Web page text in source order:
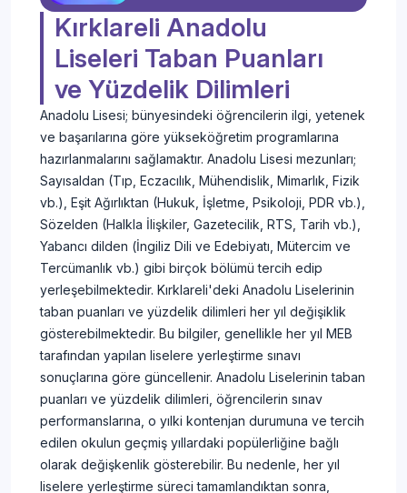
Kırklareli Anadolu
Liseleri Taban Puanları
ve Yüzdelik Dilimleri
Anadolu Lisesi; bünyesindeki öğrencilerin ilgi, yetenek
ve başarılarına göre yükseköğretim programlarına
hazırlanmalarını sağlamaktır. Anadolu Lisesi mezunları;
Sayısaldan (Tıp, Eczacılık, Mühendislik, Mimarlık, Fizik
vb.), Eşit Ağırlıktan (Hukuk, İşletme, Psikoloji, PDR vb.),
Sözelden (Halkla İlişkiler, Gazetecilik, RTS, Tarih vb.),
Yabancı dilden (İngiliz Dili ve Edebiyatı, Mütercim ve
Tercümanlık vb.) gibi birçok bölümü tercih edip
yerleşebilmektedir. Kırklareli'deki Anadolu Liselerinin
taban puanları ve yüzdelik dilimleri her yıl değişiklik
gösterebilmektedir. Bu bilgiler, genellikle her yıl MEB
tarafından yapılan liselere yerleştirme sınavı
sonuçlarına göre güncellenir. Anadolu Liselerinin taban
puanları ve yüzdelik dilimleri, öğrencilerin sınav
performanslarına, o yılki kontenjan durumuna ve tercih
edilen okulun geçmiş yıllardaki popülerliğine bağlı
olarak değişkenlik gösterebilir. Bu nedenle, her yıl
liselere yerleştirme süreci tamamlandıktan sonra,